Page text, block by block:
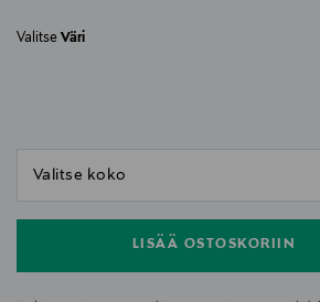
Valitse Väri
LISÄÄ OSTOSKORIIN